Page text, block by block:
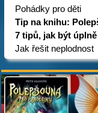
Pohádky pro děti
Tip na knihu:
7 tipů, jak být
Jak řešit neplodnost